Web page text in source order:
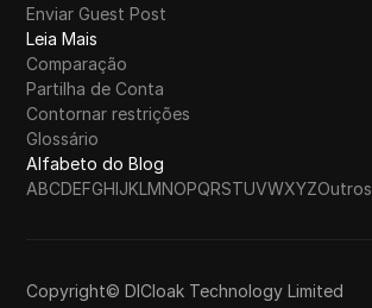
Enviar Guest Post
Leia Mais
Comparação
Partilha de Conta
Contornar restrições
Glossário
Alfabeto do Blog
ABCDEFGHIJKLMNOPQRSTUVWXYZOutros
Copyright© DICloak Technology Limited